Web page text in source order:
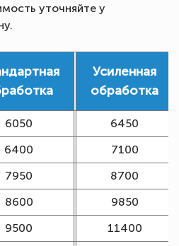
уточняйте у
Усиленная
обработка
6050
6450
6400
7100
7950
8700
8600
9850
9500
11400